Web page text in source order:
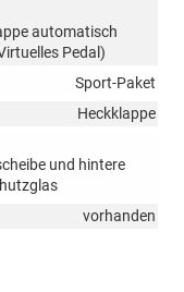
automatisch
Pedal)
Sport-Paket
Heckklappe
und hintere
vorhanden